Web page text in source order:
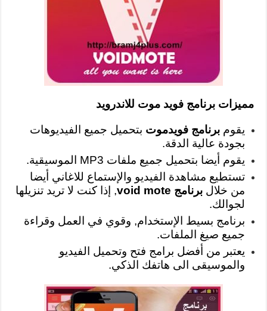
مميزات برنامج فويد موت للاندرويد
يقومبرنامج فويدموت بتحميل جميع الفيديوهات
بجودة عالية الدقة.
يقوم أيضا بتحميل جميع ملفات MP3 الموسيقية.
تستطيع مشاهدة الفيديو والإستماع للاغاني أيضا
من خلالبرنامج void mote
, إذا كنت لا تريد تنزيلها
لجوالك.
برنامج بسيط الإستخدام, وقوي في العمل وقراءة
جميع صيغ الملفات.
يعتبر من أفضل برامج فتح وتحميل الفيديو
والموسيقى الى هاتفك الذكي.